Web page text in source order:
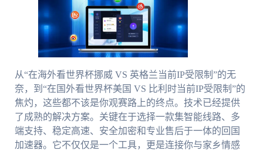
从“在海外看世界杯挪威 VS 英格兰当前IP受限制”的无
奈，到“在国外看世界杯美国 VS 比利时当前IP受限制”的
焦灼，这些都不该是你观赛路上的终点。技术已经提供
了成熟的解决方案。关键在于选择一款集智能线路、多
端支持、稳定高速、安全加密和专业售后于一体的回国
加速器。它不仅仅是一个工具，更是连接你与家乡情感